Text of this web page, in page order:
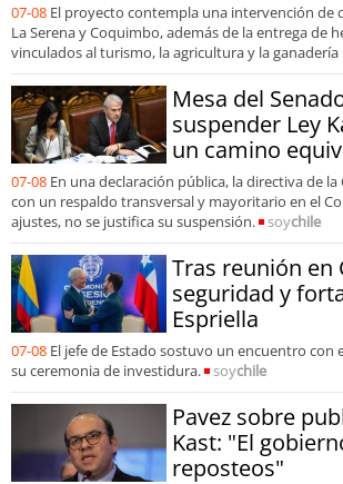
07-08 El proyecto contempla una intervención de
La Serena y Coquimbo, además de la entrega de
vinculados al turismo, la agricultura y la
Mesa del
suspender Ley
un camino
07-08 En una declaración pública, la directiva de
con un respaldo transversal y mayoritario en el
ajustes, no se justifica su suspensión.
soychile
Tras reunión en
seguridad y
Espriella
07-08 El jefe de Estado sostuvo un encuentro
su ceremonia de investidura.
soychile
Pavez sobre
Kast: "El
reposteos"